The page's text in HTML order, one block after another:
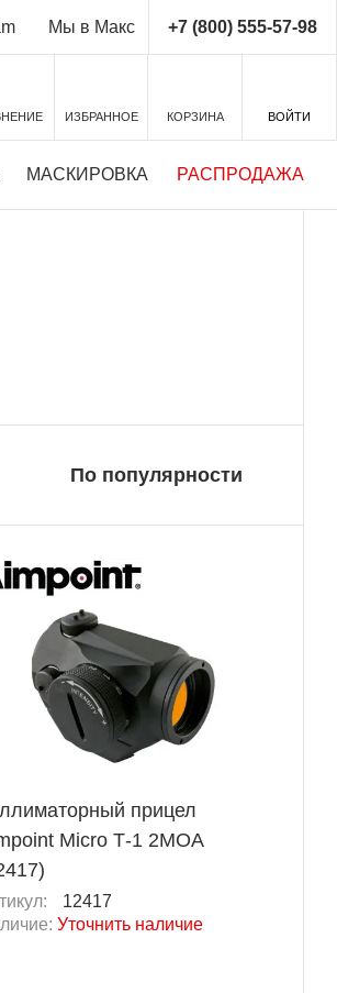
Мы в Макс +7 (800) 555-57-98
ИЗБРАННОЕ КОРЗИНА ВОЙТИ
МАСКИРОВКА РАСПРОДАЖА
По популярности
прицел
Micro Т-1 2MOA
12417
Уточнить наличие